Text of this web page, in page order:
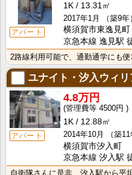
アパート
1K
13.31㎡
2017年1月
（築9年
横須賀市東逸見町
京急本線 逸見駅
ユナイト・汐入ウィ
アパート
4.8万円
4500円
1K
12.88㎡
2014年10月
（築11
横須賀市汐入町
京急本線 汐入駅